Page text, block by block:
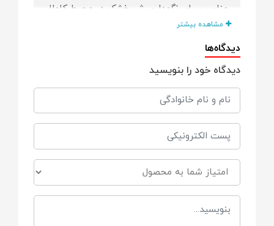
مناسب برای نگهداری شیرخشک در محیط کاملا
خشک
دارای درب محکم و مناسب جابجایی و مسافرت
دارای درب محکم با دستگیره قفل شونده
مناسب برای سفر و گردش های بیرون از منزل
است.
به سادگی تمیز می شود.
فاقد هرگونه مواد مضر
مشاهده بیشتر
دیدگاه‌ها
دیدگاه خود را بنویسید